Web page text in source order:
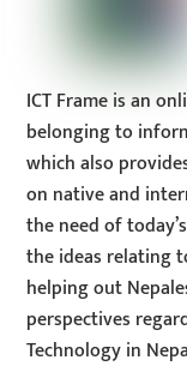
ICT Frame is an
belonging to
which also
on native and
the need of
the ideas relating
helping out
perspectives
Technology in